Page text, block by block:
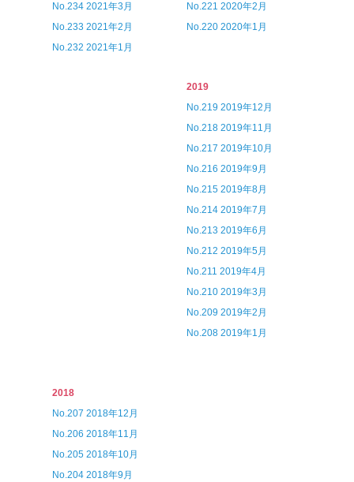
No.234 2021年3月
No.233 2021年2月
No.232 2021年1月
No.221 2020年2月
No.220 2020年1月
2019
No.219 2019年12月
No.218 2019年11月
No.217 2019年10月
No.216 2019年9月
No.215 2019年8月
No.214 2019年7月
No.213 2019年6月
No.212 2019年5月
No.211 2019年4月
No.210 2019年3月
No.209 2019年2月
No.208 2019年1月
2018
No.207 2018年12月
No.206 2018年11月
No.205 2018年10月
No.204 2018年9月